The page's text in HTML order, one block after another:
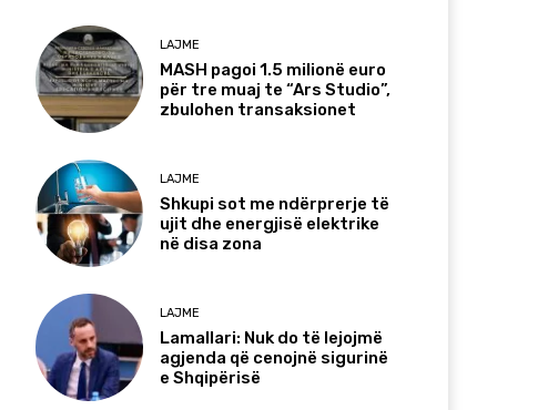
LAJME
MASH pagoi 1.5 milionë euro
për tre muaj te “Ars Studio”,
zbulohen transaksionet
LAJME
Shkupi sot me ndërprerje të
ujit dhe energjisë elektrike
në disa zona
LAJME
Lamallari: Nuk do të lejojmë
agjenda që cenojnë sigurinë
e Shqipërisë